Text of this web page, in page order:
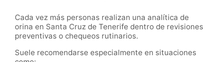
Cada vez más personas realizan una analítica de
orina en Santa Cruz de Tenerife dentro de revisiones
preventivas o chequeos rutinarios.
Suele recomendarse especialmente en situaciones